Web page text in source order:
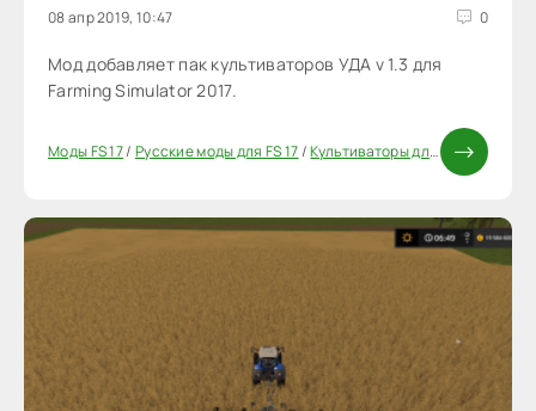
08 апр 2019, 10:47 0
Мод добавляет пак культиваторов УДА v 1.3 для
Farming Simulator 2017.
Моды FS 17/ Русские моды для FS 17/Культиваторы для FS17 / Моды